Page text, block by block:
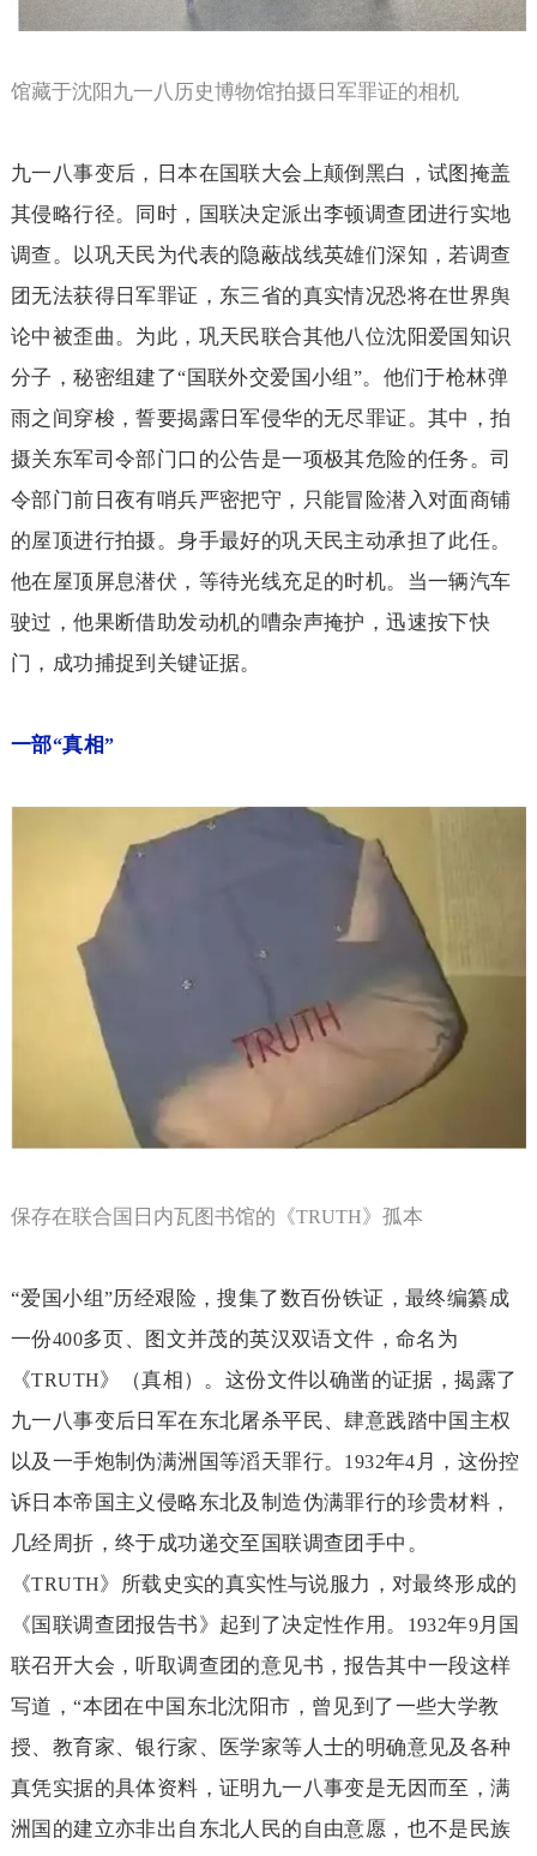
馆藏于沈阳九一八历史博物馆拍摄日军罪证的相机
九一八事变后，日本在国联大会上颠倒黑白，试图掩盖
其侵略行径。同时，国联决定派出李顿调查团进行实地
调查。以巩天民为代表的隐蔽战线英雄们深知，若调查
团无法获得日军罪证，东三省的真实情况恐将在世界舆
论中被歪曲。为此，巩天民联合其他八位沈阳爱国知识
分子，秘密组建了“国联外交爱国小组 ”。他们于枪林弹
雨之间穿梭，誓要揭露日军侵华的无尽罪证。其中，拍
摄关东军司令部门口的公告是一项极其危险的任务。司
令部门前日夜有哨兵严密把守，只能冒险潜入对面商铺
的屋顶进行拍摄。身手最好的巩天民主动承担了此任。
他在屋顶屏息潜伏，等待光线充足的时机。当一辆汽车
驶过，他果断借助发动机的嘈杂声掩护，迅速按下快
门，成功捕捉到关键证据。
一部“真相”
保存在联合国日内瓦图书馆的《TRUTH》孤本
“爱国小组”历经艰险，搜集了数百份铁证，最终编纂成
一份400多页、图文并茂的英汉双语文件，命名为
《TRUTH》（真相）。这份文件以确凿的证据，揭露了
九一八事变后日军在东北屠杀平民、肆意践踏中国主权
以及一手炮制伪满洲国等滔天罪行。 1932年4 月，这份控
诉日本帝国主义侵略东北及制造伪满罪行的珍贵材料，
几经周折，终于成功递交至国联调查团手中。
《TRUTH》所载史实的真实性与说服力，对最终形成的
《国联调查团报告书》起到了决定性作用。
1932年9月国
联召开大会，听取调查团的意见书，报告其中一段这样
写道，“本团在中国东北沈阳市，曾见到了一些大学教
授、教育家、银行家、医学家等人士的明确意见及各种
真凭实据的具体资料，证明九一八事变是无因而至，满
洲国的建立亦非出自东北人民的自由意愿，也不是民族